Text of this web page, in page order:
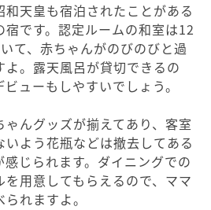
和天皇も宿泊されたことがある
です。認定ルームの和室は12
て、赤ちゃんがのびのびと過
よ。露天風呂が貸切できるの
ューもしやすいでしょう。
んグッズが揃えてあり、客室
よう花瓶などは撤去してある
じられます。ダイニングでの
用意してもらえるので、ママ
れますよ。